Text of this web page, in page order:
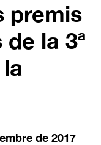
premis
la 3ª
de 2017